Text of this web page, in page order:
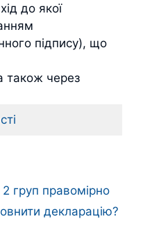
до якої
підпису), що
також через
груп правомірно
декларацію?